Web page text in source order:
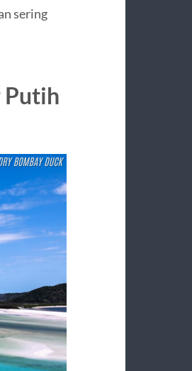
sering
Putih